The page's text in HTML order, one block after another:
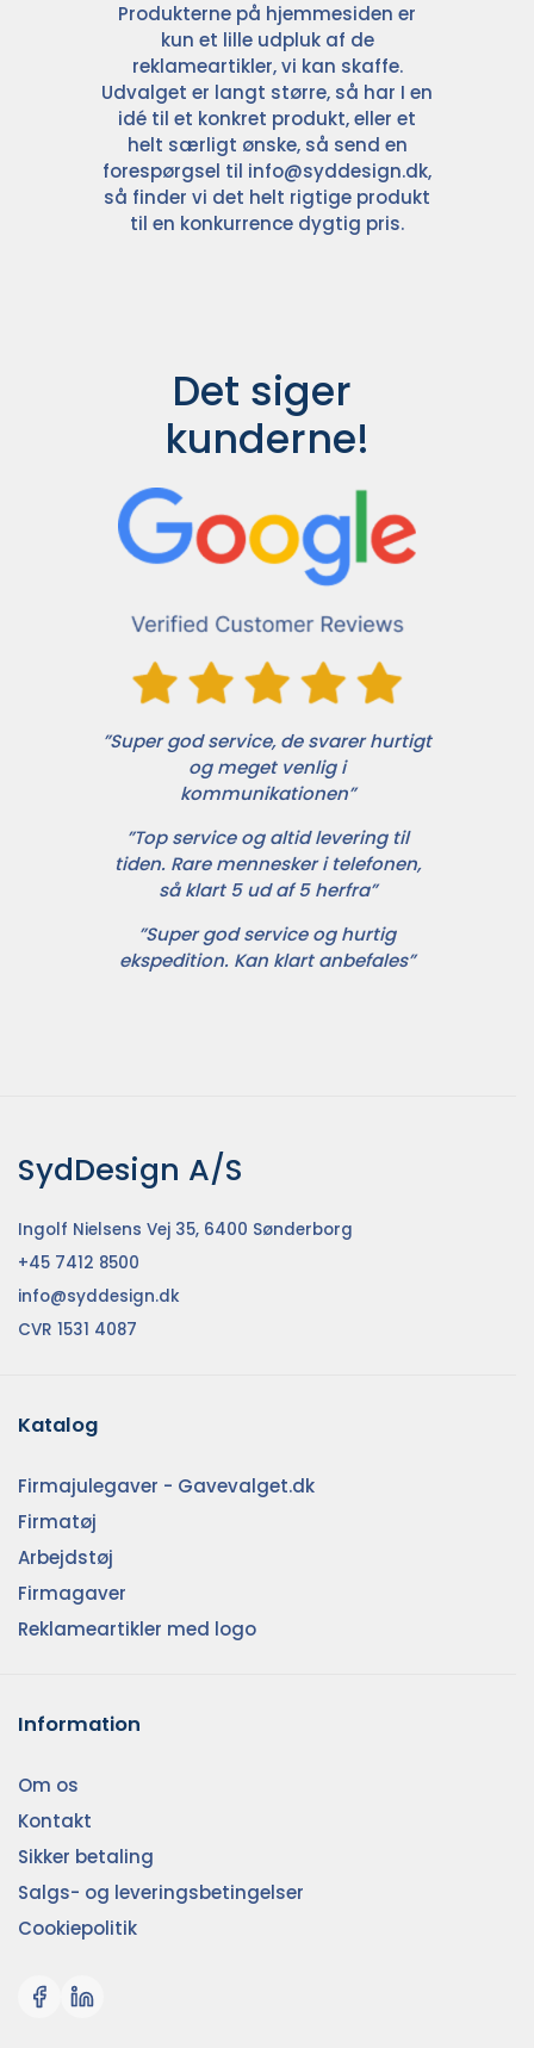
Produkterne på hjemmesiden er
kun et lille udpluk af de
reklameartikler, vi kan skaffe.
Udvalget er langt større, så har I en
idé til et konkret produkt, eller et
helt særligt ønske, så send en
forespørgsel til info@syddesign.dk,
så finder vi det helt rigtige produkt
til en konkurrence dygtig pris.
Det siger
kunderne!
”Super god service, de svarer hurtigt
og meget venlig i
kommunikationen”
”Top service og altid levering til
tiden. Rare mennesker i telefonen,
så klart 5 ud af 5 herfra”
”Super god service og hurtig
ekspedition. Kan klart anbefales”
SydDesign A/S
Ingolf Nielsens Vej 35, 6400 Sønderborg
+45 7412 8500
info@syddesign.dk
CVR 1531 4087
Katalog
Firmajulegaver - Gavevalget.dk
Firmatøj
Arbejdstøj
Firmagaver
Reklameartikler med logo
Information
Om os
Kontakt
Sikker betaling
Salgs- og leveringsbetingelser
Cookiepolitik